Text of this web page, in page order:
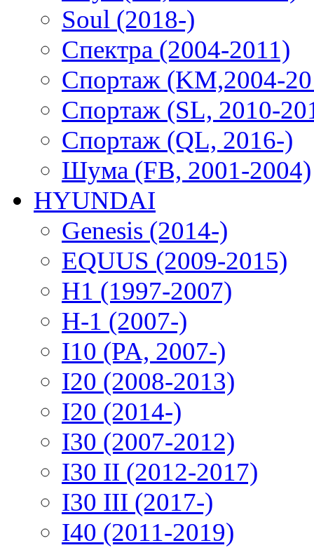
Soul (2018-)
Спектра (2004-2011)
Спортаж (KM,2004-
Спортаж (SL, 2010-
Спортаж (QL, 2016-)
Шума (FB, 2001-2004)
HYUNDAI
Genesis (2014-)
EQUUS (2009-2015)
H1 (1997-2007)
H-1 (2007-)
I10 (PA, 2007-)
I20 (2008-2013)
I20 (2014-)
I30 (2007-2012)
I30 II (2012-2017)
I30 III (2017-)
I40 (2011-2019)